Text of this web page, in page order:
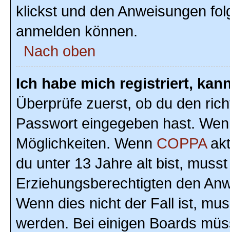
klickst und den Anweisungen
anmelden können.
Nach oben
Ich habe mich registriert,
Überprüfe zuerst, ob du den
Passwort eingegeben hast.
Möglichkeiten. Wenn COPPA
du unter 13 Jahre alt bist,
Erziehungsberechtigten den
Wenn dies nicht der Fall ist,
werden. Bei einigen Boards